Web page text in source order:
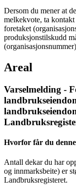
Dersom du mener at
melkekvote, ta
foretaket
produksjonstilskudd
Areal
Varselmelding -
Hvorfor får du
Antall dekar du har
og innmarksbeite) er
Landbruksregisteret.